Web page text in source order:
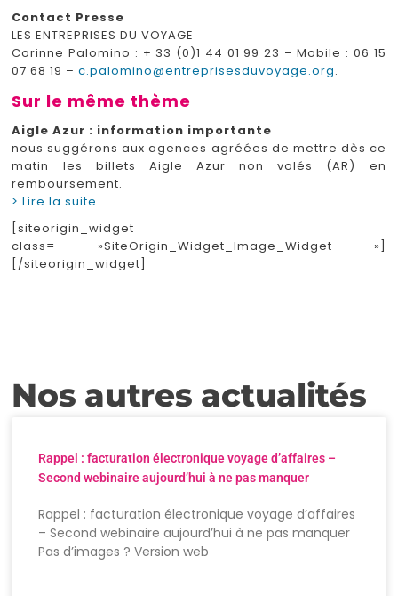
Contact Presse
LES ENTREPRISES DU VOYAGE
Corinne Palomino : + 33 (0)1 44 01 99 23 – Mobile : 06 15
07 68 19 –c.palomino@entreprisesduvoyage.org.
Sur le même thème
Aigle Azur : information importante
nous suggérons aux agences agréées de mettre dès ce
matin les billets Aigle Azur non volés (AR) en
remboursement.
> Lire la suite
[siteorigin_widget
class= »SiteOrigin_Widget_Image_Widget »]
[/siteorigin_widget]
Nos autres actualités
Rappel : facturation électronique voyage d’affaires –
Second webinaire aujourd’hui à ne pas manquer
Rappel : facturation électronique voyage d’affaires
– Second webinaire aujourd’hui à ne pas manquer
Pas d’images ? Version web